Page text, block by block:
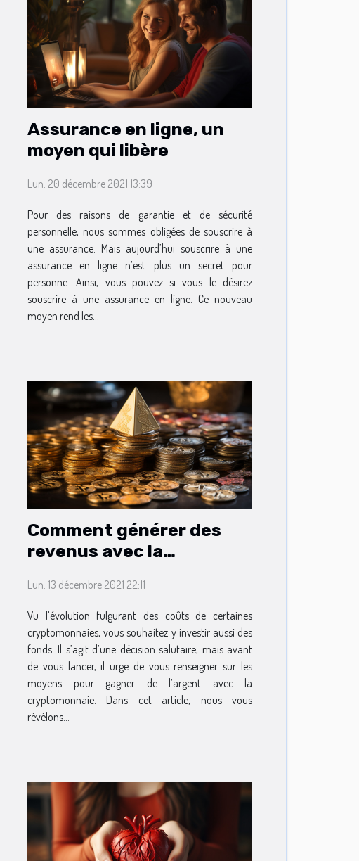
Assurance en ligne, un
moyen qui libère
Lun. 20 décembre 2021 13:39
Pour des raisons de garantie et de sécurité
personnelle, nous sommes obligées de souscrire à
une assurance. Mais aujourd’hui souscrire à une
assurance en ligne n’est plus un secret pour
personne. Ainsi, vous pouvez si vous le désirez
souscrire à une assurance en ligne. Ce nouveau
moyen rend les...
Comment générer des
revenus avec la
Lun. 13 décembre 2021 22:11
Vu l’évolution fulgurant des coûts de certaines
cryptomonnaies, vous souhaitez y investir aussi des
fonds. Il s’agit d’une décision salutaire, mais avant
de vous lancer, il urge de vous renseigner sur les
moyens pour gagner de l’argent avec la
cryptomonnaie. Dans cet article, nous vous
révélons...